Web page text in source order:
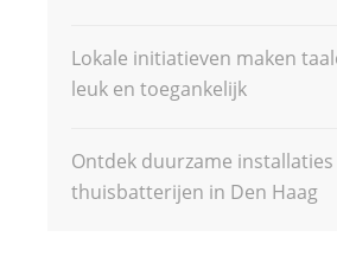
Lokale initiatieven maken
leuk en toegankelijk
Ontdek duurzame installaties
thuisbatterijen in Den Haag